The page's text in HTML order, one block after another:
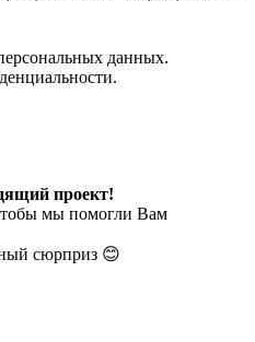
данных.
проект!
мы помогли Вам
сюрприз 😊